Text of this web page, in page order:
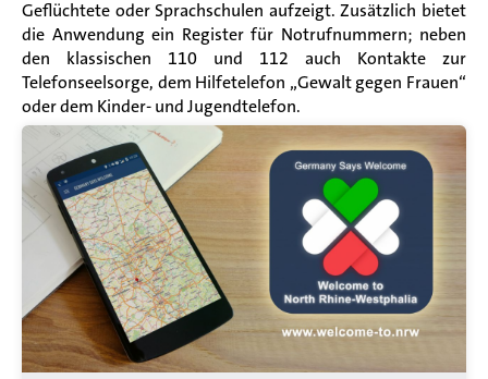
Geflüchtete oder Sprachschulen aufzeigt. Zusätzlich bietet
die Anwendung ein Register für Notrufnummern; neben
den klassischen 110 und 112 auch Kontakte zur
Telefonseelsorge, dem Hilfetelefon „Gewalt gegen Frauen“
oder dem Kinder- und Jugendtelefon.